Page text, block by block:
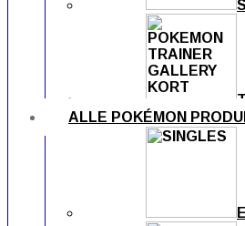
ALLE POKÉMON